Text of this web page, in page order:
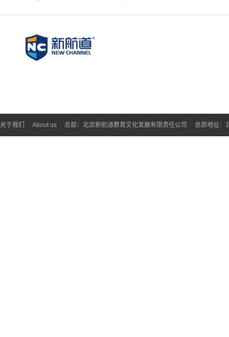
关于我们 About us 总部：北京新航道教育文化发展有限责任公司 总部地址：